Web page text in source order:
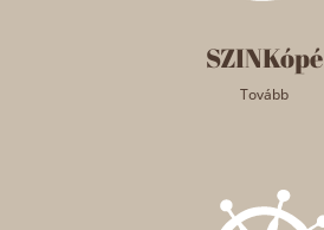
SZINKópé
Tovább